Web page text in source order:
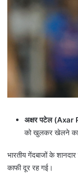
अक्षर पटेल (Axar
को खुलकर खेलने का
भारतीय गेंदबाजों के
काफी दूर रह गई।